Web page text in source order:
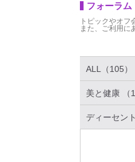
フォーラム
トピックやオフ
また、ご利用に
ALL（105）
美と健康 （1
ディーセン